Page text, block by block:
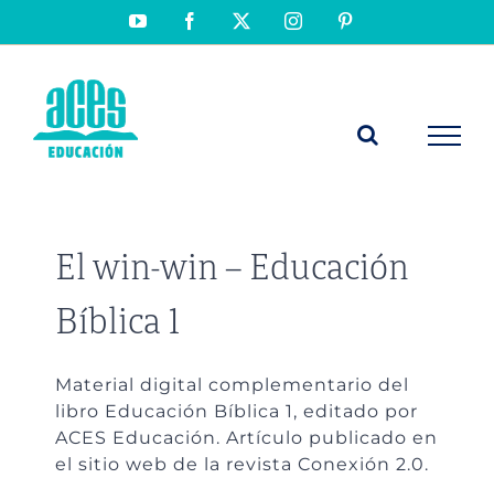
YouTubeFacebook Instagram
El win-win – Educación
Bíblica 1
Material digital complementario del
libro Educación Bíblica 1, editado por
ACES Educación. Artículo publicado en
el sitio web de la revista Conexión 2.0.